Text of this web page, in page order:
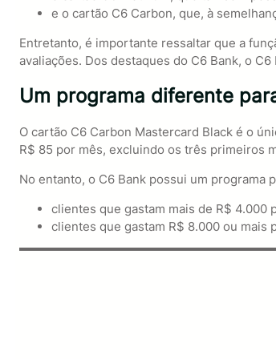
e o cartão C6 Carbon, que, à
Entretanto, é importante ressaltar que a
avaliações. Dos destaques do C6 Bank, o
Um programa diferente
O cartão C6 Carbon Mastercard Black é o
R$ 85 por mês, excluindo os três primeiros
No entanto, o C6 Bank possui um programa
clientes que gastam mais de R$ 4.000
clientes que gastam R$ 8.000 ou mais